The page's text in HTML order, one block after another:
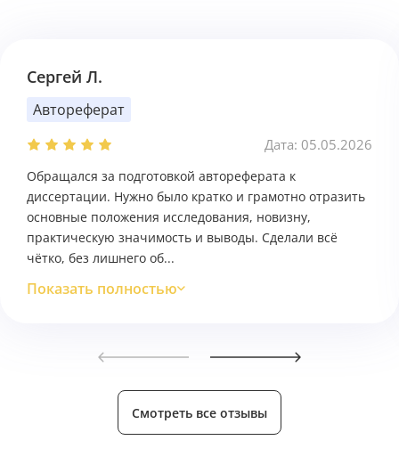
Сергей Л.
Автореферат
Дата: 05.05.2026
Обращался за подготовкой автореферата к
диссертации. Нужно было кратко и грамотно отразить
основные положения исследования, новизну,
практическую значимость и выводы. Сделали всё
чётко, без лишнего об...
Показать полностью
Смотреть все отзывы